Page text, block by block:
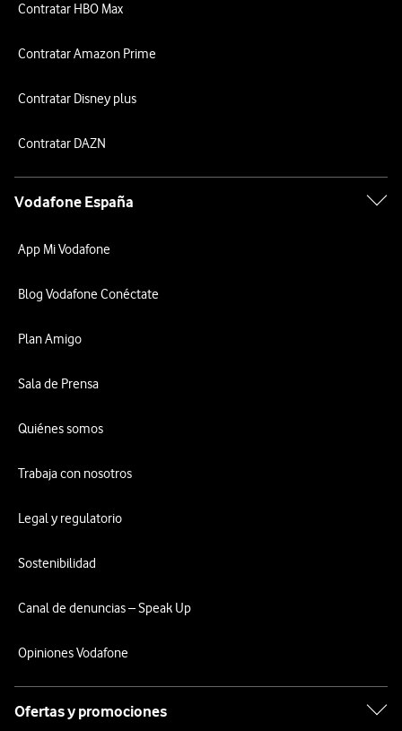
Contratar HBO Max
Contratar Amazon Prime
Contratar Disney plus
Contratar DAZN
Vodafone España
App Mi Vodafone
Blog Vodafone Conéctate
Plan Amigo
Sala de Prensa
Quiénes somos
Trabaja con nosotros
Legal y regulatorio
Sostenibilidad
Canal de denuncias – Speak Up
Opiniones Vodafone
Ofertas y promociones